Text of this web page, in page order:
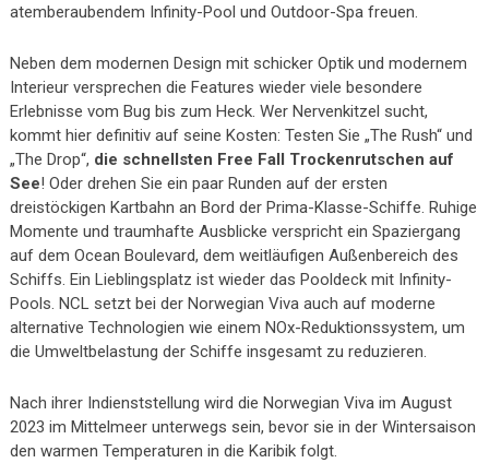
atemberaubendem Infinity-Pool und Outdoor-Spa freuen.
Neben dem modernen Design mit schicker Optik und modernem
Interieur versprechen die Features wieder viele besondere
Erlebnisse vom Bug bis zum Heck. Wer Nervenkitzel sucht,
kommt hier definitiv auf seine Kosten: Testen Sie „The Rush“ und
„The Drop“, die schnellsten Free Fall Trockenrutschen auf
See! Oder drehen Sie ein paar Runden auf der ersten
dreistöckigen Kartbahn an Bord der Prima-Klasse-Schiffe. Ruhige
Momente und traumhafte Ausblicke verspricht ein Spaziergang
auf dem Ocean Boulevard, dem weitläufigen Außenbereich des
Schiffs. Ein Lieblingsplatz ist wieder das Pooldeck mit Infinity-
Pools. NCL setzt bei der Norwegian Viva auch auf moderne
alternative Technologien wie einem NOx-Reduktionssystem, um
die Umweltbelastung der Schiffe insgesamt zu reduzieren.
Nach ihrer Indienststellung wird die Norwegian Viva im August
2023 im Mittelmeer unterwegs sein, bevor sie in der Wintersaison
den warmen Temperaturen in die Karibik folgt.